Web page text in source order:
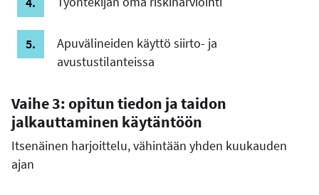
Apuvälineiden käyttö siirto- ja
avustustilanteissa
Vaihe 3: opitun tiedon ja taidon
jalkauttaminen käytäntöön
Itsenäinen harjoittelu, vähintään yhden kuukauden
ajan